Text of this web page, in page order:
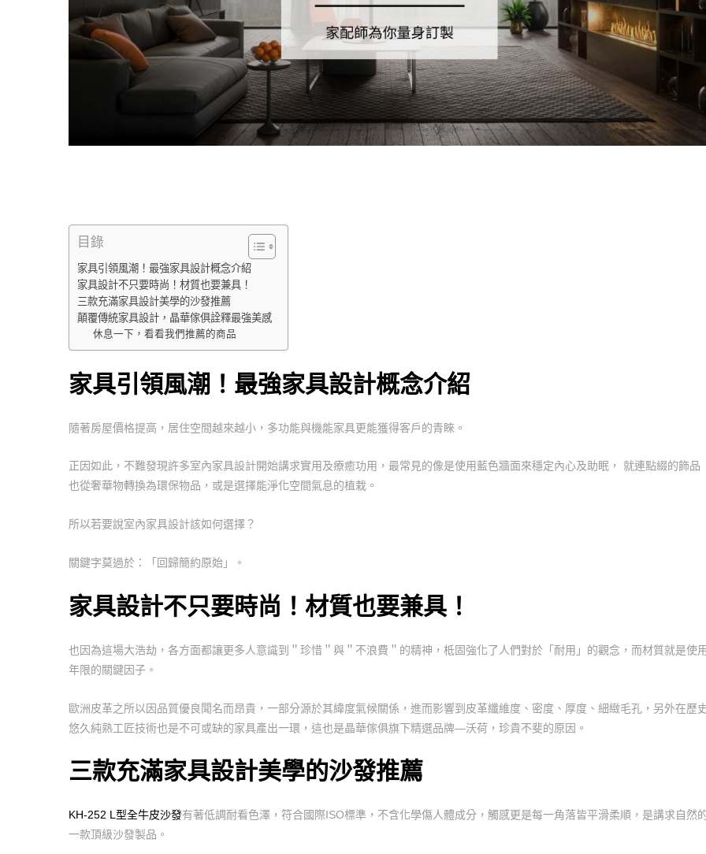
目錄
家具引領風潮！最強家具設計概念介紹
家具設計不只要時尚！材質也要兼具！
三款充滿家具設計美學的沙發推薦
顛覆傳統家具設計，晶華傢俱詮釋最強美感
休息一下，看看我們推薦的商品
家具引領風潮！最強家具設計概念介紹
隨著房屋價格提高，居住空間越來越小，多功能與機能家具更能獲得客戶的青睞。
正因如此，不難發現許多室內家具設計開始講求實用及療癒功用，最常見的像是使用藍色牆面來穩定內心及助眠， 就連點綴的飾品
也從奢華物轉換為環保物品，或是選擇能淨化空間氣息的植栽。
所以若要說室內家具設計該如何選擇？
關鍵字莫過於：「回歸簡約原始」。
家具設計不只要時尚！材質也要兼具！
也因為這場大浩劫，各方面都讓更多人意識到＂珍惜＂與＂不浪費＂的精神，柢固強化了人們對於「耐用」的觀念，而材質就是使用
年限的關鍵因子。
歐洲皮革之所以因品質優良聞名而昂貴，一部分源於其緯度氣候關係，進而影響到皮革纖維度、密度、厚度、細緻毛孔，另外在歷
悠久純熟工匠技術也是不可或缺的家具產出一環，這也是晶華傢俱旗下精選品牌—沃荷，珍貴不斐的原因。
三款充滿家具設計美學的沙發推薦
KH-252 L型全牛皮沙發有著低調耐看色澤，符合國際ISO標準，不含化學傷人體成分，觸感更是每一角落皆平滑柔順，是講求自然
一款頂級沙發製品。